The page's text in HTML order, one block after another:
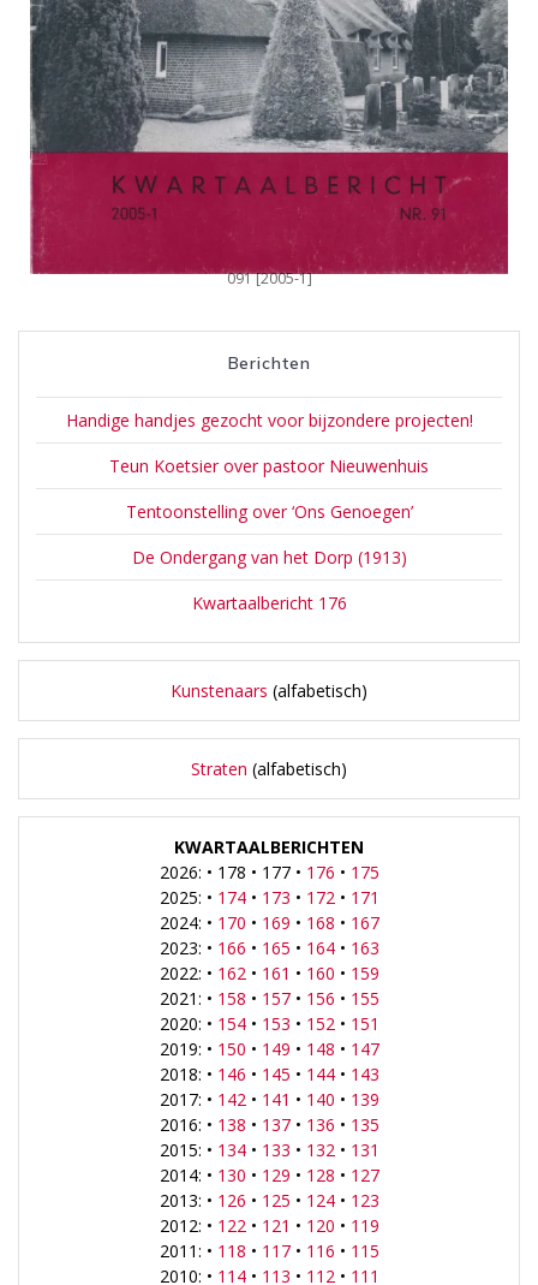
091 [2005-1]
Berichten
Handige handjes gezocht voor bijzondere projecten!
Teun Koetsier over pastoor Nieuwenhuis
Tentoonstelling over ‘Ons Genoegen’
De Ondergang van het Dorp (1913)
Kwartaalbericht 176
Kunstenaars (alfabetisch)
Straten (alfabetisch)
KWARTAALBERICHTEN
2026: • 178 • 177 • 176 • 175
2025: • 174• 173 • 172• 171
2024: • 170 • 169 • 168 • 167
2023: • 166 • 165 • 164• 163
2022: • 162• 161 • 160 • 159
2021: • 158 • 157• 156 • 155
2020: • 154• 153 • 152• 151
2019: • 150 • 149 • 148 • 147
2018: • 146 • 145 • 144• 143
2017: • 142• 141 • 140 • 139
2016: • 138 • 137• 136 • 135
2015: • 134• 133 • 132• 131
2014: • 130 • 129 • 128 • 127
2013: • 126 • 125 • 124• 123
2012: • 122• 121 • 120 • 119
2011: • 118 • 117• 116 • 115
2010: • 114• 113 • 112• 111